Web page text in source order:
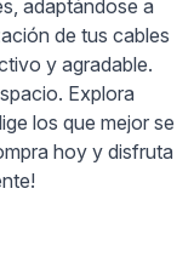
adaptándose a
de tus cables
y agradable.
Explora
los que mejor se
hoy y disfruta